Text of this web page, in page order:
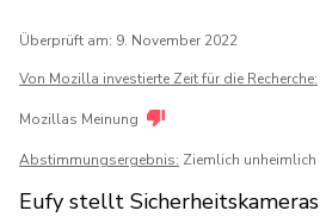
Überprüft am: 9. November 2022
Von Mozilla investierte Zeit für die Recherche:
Mozillas Meinung
Abstimmungsergebnis: Ziemlich unheimlich
Eufy stellt